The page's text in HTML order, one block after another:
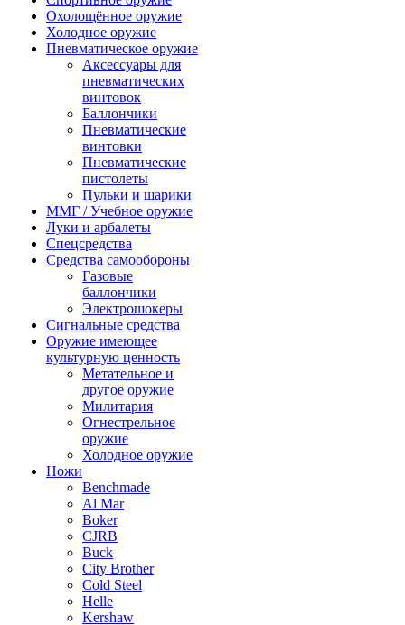
Охолощённое оружие
Холодное оружие
Пневматическое оружие
Аксессуары для
пневматических
винтовок
Баллончики
Пневматические
винтовки
Пневматические
пистолеты
Пульки и шарики
ММГ / Учебное оружие
Луки и арбалеты
Спецсредства
Средства самообороны
Газовые
баллончики
Электрошокеры
Сигнальные средства
Оружие имеющее
культурную ценность
Метательное и
другое оружие
Милитария
Огнестрельное
оружие
Холодное оружие
Ножи
Benchmade
Al Mar
Boker
CJRB
Buck
City Brother
Cold Steel
Helle
Kershaw